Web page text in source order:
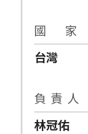
國 家
台灣
負 責 人
林冠佑